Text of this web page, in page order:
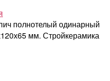
полнотелый одинарный
мм. Стройкерамика